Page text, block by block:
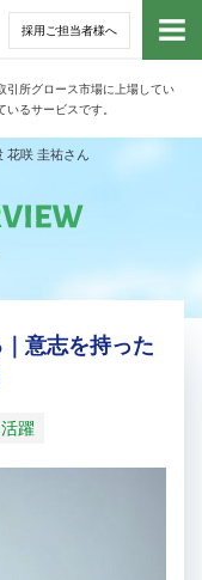
採用ご担当者様へ
引所グロース市場に上場してい
るサービスです。
トッ
花咲 圭祐さん
意志を持った
躍